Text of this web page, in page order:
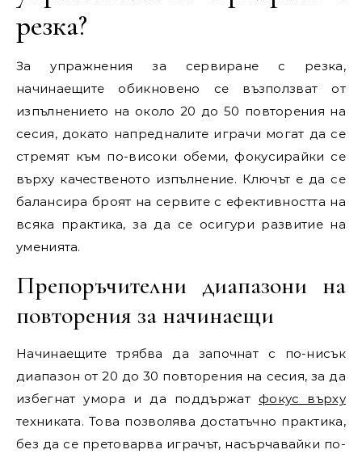
резка?
За упражнения за сервиране с резка,
начинаещите обикновено се възползват от
изпълнението на около 20 до 50 повторения на
сесия, докато напредналите играчи могат да се
стремят към по-високи обеми, фокусирайки се
върху качественото изпълнение. Ключът е да се
балансира броят на сервите с ефективността на
всяка практика, за да се осигури развитие на
уменията.
Препоръчителни диапазони на
повторения за начинаещи
Начинаещите трябва да започнат с по-нисък
диапазон от 20 до 30 повторения на сесия, за да
избегнат умора и да поддържат фокус върху
техниката. Това позволява достатъчно практика,
без да се претоварва играчът, насърчавайки по-